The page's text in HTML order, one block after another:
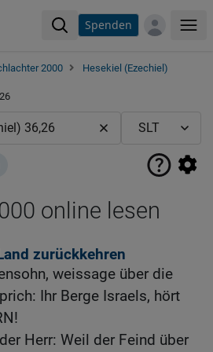
Spenden
2000
Hesekiel (Ezechiel)
online lesen
zurückkehren
weissage über die
Ihr Berge Israels, hört
Herr: Weil der Feind über